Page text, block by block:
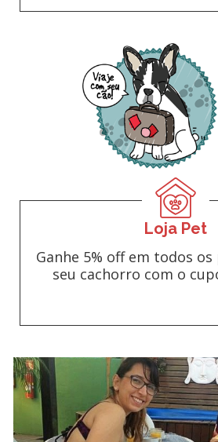
Loja Pet
Ganhe 5% off em todos
seu cachorro com o